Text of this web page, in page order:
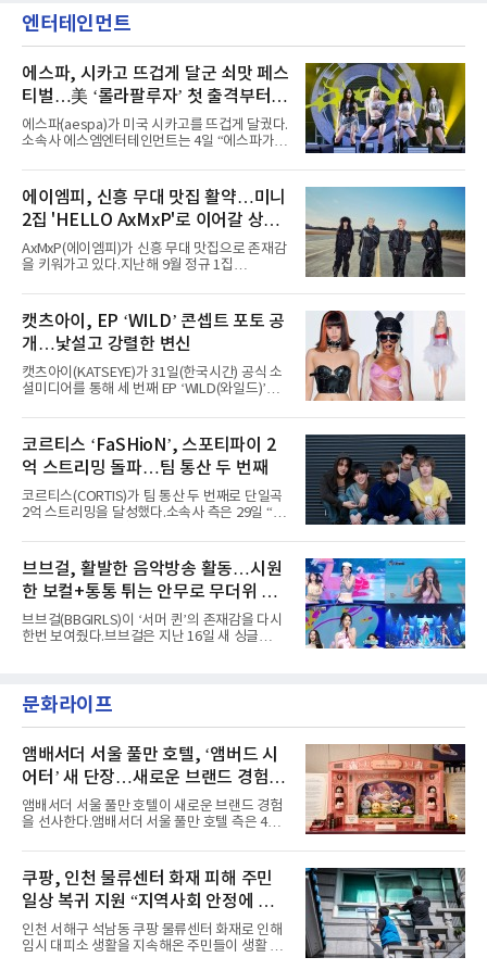
엔터테인먼트
에스파, 시카고 뜨겁게 달군 쇠맛 페스
티벌…美 ‘롤라팔루자’ 첫 출격부터
증명한 존재감
에스파(aespa)가 미국 시카고를 뜨겁게 달궜다.
소속사 에스엠엔터테인먼트는 4일 “에스파가
서 열린 ‘롤라팔루자 시카고’(Lollapalooza
Chicago)의 알리안츠 스테이지에 올랐다”며
“총 14곡으로 구성된 세트리스트를 선사, 데뷔 7
년 차다운 노련한 무대 매너와 파워풀한 에너지
로 현장의 분위기를 압도했다”고 밝혔다.1991
년 시작된 ‘롤라팔루자’는 8개 스테이지, 170여
팀의 아티스트와 40만 명 이상의 관객이 운집하
코르티스 등 K팝 스타들이 출연진 명단에 이름
을 올렸다.이날 에스파는
에이엠피, 신흥 무대 맛집 활약…미니
2집 'HELLO AxMxP'로 이어갈 상승
세
AxMxP(에이엠피)가 신흥 무대 맛집으로 존재감
을 키워가고 있다.지난해 9월 정규 1집
AxMxP는 데뷔 전부터 버스킹과 각종 페스티벌,
공연 무대에 오르며 실전 경험을 쌓아왔다.이들
은 소속사 패밀리 콘서트를 비롯해 '뷰티풀 민트
라이프 2025', '2025 부산국제록페스티벌' 등 대
형 무대에 잇달아 출연해 당찬 에너지와 풋풋한
매력으로 음악팬들의 눈도장을 찍었다.이후
AxMxP는 '카운트다운 판타지 2025-2026',
정적인 실력을 입증했고, 올해 '2026 어썸뮤직
페스티벌', '뷰티풀 민트 라이프 2026', '2026
캣츠아이, EP ‘WILD’ 콘셉트 포토 공
개…낯설고 강렬한 변신
캣츠아이(KATSEYE)가 31일(한국시간) 공식 소
셜미디어를 통해 세 번째 EP ‘WILD(와일드)’의
heart(와일드 하트)’라는 제목이 붙은 콘셉트 포
토에는 멤버들의 본능적이고 야성적인 면모가
강렬하게 담겼다. 짙은 아이섀도와 푸른빛·금빛·
붉은빛의 컬러 렌즈가 비현실적인 분위기를 자
아내고, 여러 원색이 불규칙하게 뒤섞인 멀티컬
러 헤어와 과감한 블루·블랙 립 메이크업이 낯설
고도 매혹적인 비주얼을 완성했다.스타일링 역
엣을 거침없이 결합했다. 멤버들은 각기 다른 개
성을 살린 스타일링을 선
코르티스 ‘FaSHioN’, 스포티파이 2
억 스트리밍 돌파…팀 통산 두 번째
코르티스(CORTIS)가 팀 통산 두 번째로 단일곡
2억 스트리밍을 달성했다.소속사 측은 29일 “코
벌 오디오·음원 스트리밍 플랫폼 스포티파이에
서 27일 자로 누적 재생 수 2억 회를 돌파했
다”고 밝혔다.곡이 발표된 지 약 10개월 만이다.
팀의 첫 번째 2억 스트리밍 곡은 동일 음반에 수
록된 ‘GO!’다. 이 노래는 공개 약 9개월 만인 지
난달 26일 자에 2억 고지를 밟았다. 이는 최근 5
년 내 데뷔한 보이그룹의 곡 중 최단기 2억 달성
했다. “내 티, 5 bucks 바지는, 만원” 등 멤버들
의 라이프 스타일
브브걸, 활발한 음악방송 활동…시원
한 보컬+통통 튀는 안무로 무더위 사
냥
브브걸(BBGIRLS)이 ‘서머 퀸’의 존재감을 다시
한번 보여줬다.브브걸은 지난 16일 새 싱글
MBC '쇼! 음악중심', SBS '인기가요' 등 주요 음
악방송 무대에 올라 화려한 퍼포먼스를 펼쳤다.
력을 앞세워 매 무대 색다른 볼거리를 선사했다.
특히 화사한 파스텔 톤의 비치웨어부터 청량한
마린룩, 햇살 아래 반짝이는 물결을 연상시키는
스커트, 강렬한 붉은 계열의 스타일링까지 각기
다른 매력을 선보였다. 브브걸은 다채로운 여름
패션을 완벽하게 소화하며 보
문화라이프
앰배서더 서울 풀만 호텔, ‘앰버드 시
어터’ 새 단장…새로운 브랜드 경험 선
사
앰배서더 서울 풀만 호텔이 새로운 브랜드 경험
을 선사한다.앰배서더 서울 풀만 호텔 측은 4일
이야기를 담은 인형 극장 콘셉트의 공간 ‘앰버드
시어터(Ambird Theater)’를 새롭게 선보인
다”고 밝혔다.앰배서더 서울 풀만 호텔은 로비
한편에 마련된 앰버드 존을 통해 앰버드의 세계
관을 소개해왔다. 앰버드 존은 앰버드가 우주여
행 중 수집한 다양한 굿즈를 전시한 '앰버드 플래
닛(Ambird Planet)과 계절별 플라워 연출로 사
쿠팡, 인천 물류센터 화재 피해 주민
일상 복귀 지원 “지역사회 안정에 총
력”
인천 서해구 석남동 쿠팡 물류센터 화재로 인해
임시 대피소 생활을 지속해온 주민들이 생활 터